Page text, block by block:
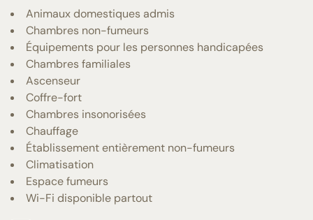
Animaux domestiques admis
Chambres non-fumeurs
Équipements pour les personnes handicapées
Chambres familiales
Ascenseur
Coffre-fort
Chambres insonorisées
Chauffage
Établissement entièrement non-fumeurs
Climatisation
Espace fumeurs
Wi-Fi disponible partout